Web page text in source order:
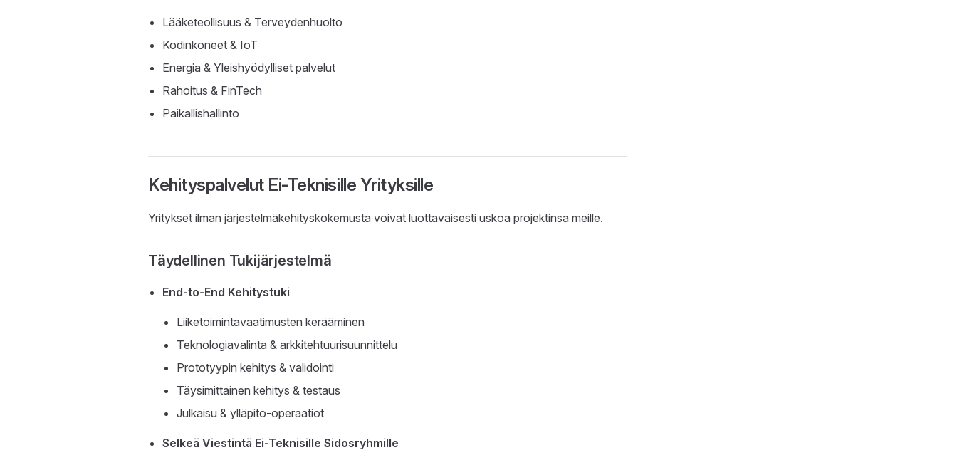
Lääketeollisuus & Terveydenhuolto
Kodinkoneet & IoT
Energia & Yleishyödylliset palvelut
Rahoitus & FinTech
Paikallishallinto
Kehityspalvelut Ei-Teknisille Yrityksille
Yritykset ilman järjestelmäkehityskokemusta voivat luottavaisesti uskoa projektinsa meille.
Täydellinen Tukijärjestelmä
End-to-End Kehitystuki
Liiketoimintavaatimusten kerääminen
Teknologiavalinta & arkkitehtuurisuunnittelu
Prototyypin kehitys & validointi
Täysimittainen kehitys & testaus
Julkaisu & ylläpito-operaatiot
Selkeä Viestintä Ei-Teknisille Sidosryhmille